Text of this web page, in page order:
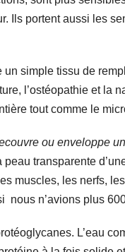
Ils portent aussi les
simple tissu de
l’ostéopathie et la
tout comme le
ou enveloppe
transparente
muscles, les nerfs,
nous n’avions plus
L’eau